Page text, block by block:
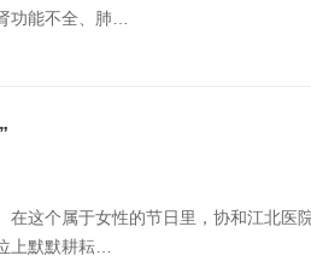
功能不全、肺…
在这个属于女性的节日里，协和江北医
上默默耕耘…